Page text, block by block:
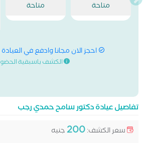
متاحة
متاحة
احجز الان مجانا وادفع في
الكشف باسبقية
تفاصيل عيادة دكتور سامح حمدي رجب
سعر الكشف:200جنيه